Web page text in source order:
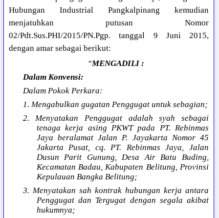
Hubungan Industrial Pangkalpinang kemudian
menjatuhkan putusan Nomor
02/Pdt.Sus.PHI/2015/PN.Pgp. tanggal 9 Juni 2015,
dengan amar sebagai berikut:
“MENGADILI :
Dalam Konvensi:
Dalam Pokok Perkara:
1. Mengabulkan gugatan Penggugat untuk sebagian;
2. Menyatakan Penggugat adalah syah sebagai
tenaga kerja asing PKWT pada PT. Rebinmas
Jaya beralamat Jalan P. Jayakarta Nomor 45
Jakarta Pusat, cq. PT. Rebinmas Jaya, Jalan
Dusun Parit Gunung, Desa Air Batu Buding,
Kecamatan Badau, Kabupaten Belitung, Provinsi
Kepulauan Bangka Belitung;
3. Menyatakan sah kontrak hubungan kerja antara
Penggugat dan Tergugat dengan segala akibat
hukumnya;